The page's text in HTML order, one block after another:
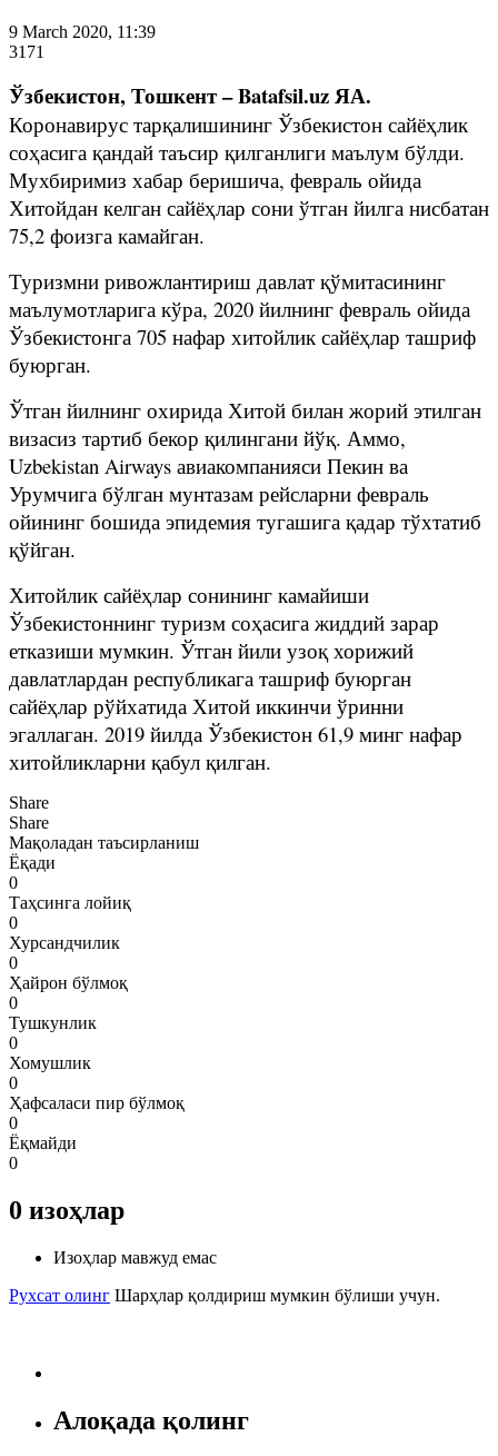
9 March 2020, 11:39
3171
Ўзбекистон, Тошкент – Batafsil.uz ЯА.
Коронавирус тарқалишининг Ўзбекистон сайёҳлик
соҳасига қандай таъсир қилганлиги маълум бўлди.
Мухбиримиз хабар беришича, февраль ойида
Хитойдан келган сайёҳлар сони ўтган йилга нисбатан
75,2 фоизга камайган.
Туризмни ривожлантириш давлат қўмитасининг
маълумотларига кўра, 2020 йилнинг февраль ойида
Ўзбекистонга 705 нафар хитойлик сайёҳлар ташриф
буюрган.
Ўтган йилнинг охирида Хитой билан жорий этилган
визасиз тартиб бекор қилингани йўқ. Аммо,
Uzbekistan Airways авиакомпанияси Пекин ва
Урумчига бўлган мунтазам рейсларни февраль
ойининг бошида эпидемия тугашига қадар тўхтатиб
қўйган.
Хитойлик сайёҳлар сонининг камайиши
Ўзбекистоннинг туризм соҳасига жиддий зарар
етказиши мумкин. Ўтган йили узоқ хорижий
давлатлардан республикага ташриф буюрган
сайёҳлар рўйхатида Хитой иккинчи ўринни
эгаллаган. 2019 йилда Ўзбекистон 61,9 минг нафар
хитойликларни қабул қилган.
Share
Share
Мақоладан таъсирланиш
Ёқади
0
Таҳсинга лойиқ
0
Хурсандчилик
0
Ҳайрон бўлмоқ
0
Тушкунлик
0
Хомушлик
0
Ҳафсаласи пир бўлмоқ
0
Ёқмайди
0
0 изоҳлар
Изоҳлар мавжуд емас
Рухсат олинг Шарҳлар қолдириш мумкин бўлиши учун.
Алоқада қолинг